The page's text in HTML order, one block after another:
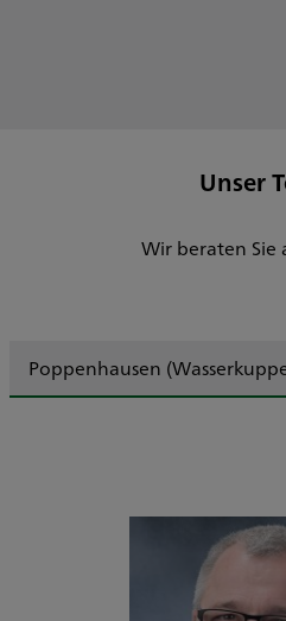
Unser
Wir beraten Sie
Poppenhausen